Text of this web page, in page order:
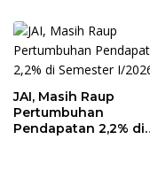
JAI, Masih Raup
Pertumbuhan
Pendapatan 2,2% di